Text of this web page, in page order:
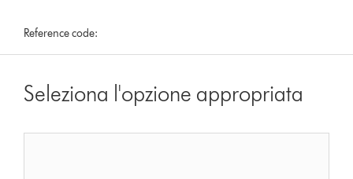
Reference code:
Seleziona l'opzione appropriata